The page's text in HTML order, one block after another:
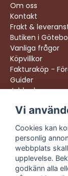
Om oss
Kontakt
Frakt &
Butiken i
Vanliga frågor
Köpvillkor
Fakturaköp -
Guider
Jobba hos oss
Följ oss:
Instagram
Facebook
TikTok
YouTube
Vi
Cookies kan
personlig
webbplats
upplevelse.
godkänn alla